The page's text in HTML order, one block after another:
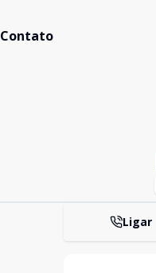
Contato
Ligar